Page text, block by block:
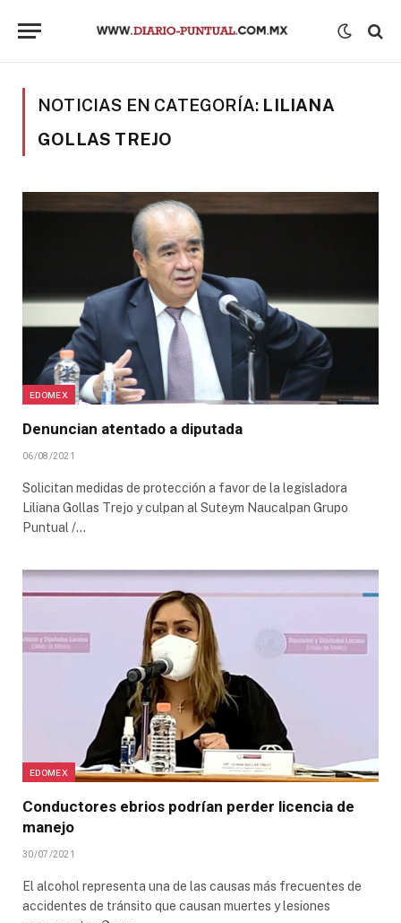
NOTICIAS EN CATEGORÍA: LILIANA
GOLLAS TREJO
EDOMEX
Denuncian atentado a diputada
06/08/2021
Solicitan medidas de protección a favor de la legisladora
Liliana Gollas Trejo y culpan al Suteym Naucalpan Grupo
Puntual /…
EDOMEX
Conductores ebrios podrían perder licencia de
manejo
30/07/2021
El alcohol representa una de las causas más frecuentes de
accidentes de tránsito que causan muertes y lesiones